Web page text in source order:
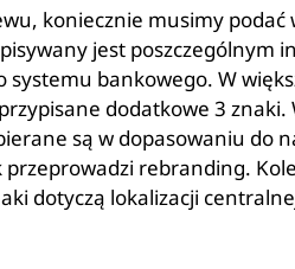
koniecznie musimy podać
jest poszczególnym
bankowego. W
dodatkowe 3 znaki.
są w dopasowaniu do
rebranding.
dotyczą lokalizacji